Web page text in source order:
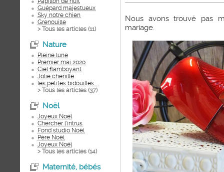
Guépard majestueux
Sky notre chien
Grenouille
> Tous les articles (11)
Nature
Pleine lune
Premier mai 2020
Ciel flamboyant
Jolie chenille
les petites bidouilles ...
> Tous les articles (37)
Noël
Joyeux Noël
Chercher l'intrus
Fond studio Noël
Père Noël
Joyeux Noël
> Tous les articles (14)
Maternité, bébés
Nous avons trouvé pas
mariage.